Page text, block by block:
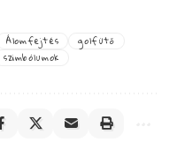
Álomfejtés
golfütő
szimbólumok